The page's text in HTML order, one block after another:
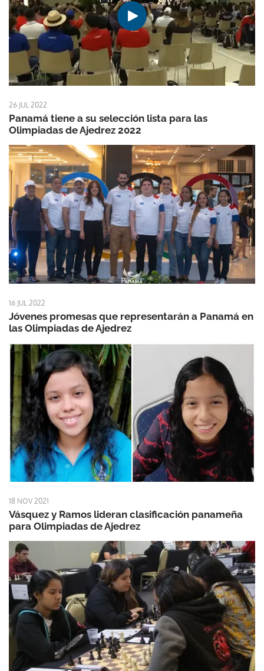
26 JUL 2022
Panamá tiene a su selección lista para las
Olimpiadas de Ajedrez 2022
16 JUL 2022
Jóvenes promesas que representarán a Panamá en
las Olimpiadas de Ajedrez
18 NOV 2021
Vásquez y Ramos lideran clasificación panameña
para Olimpiadas de Ajedrez